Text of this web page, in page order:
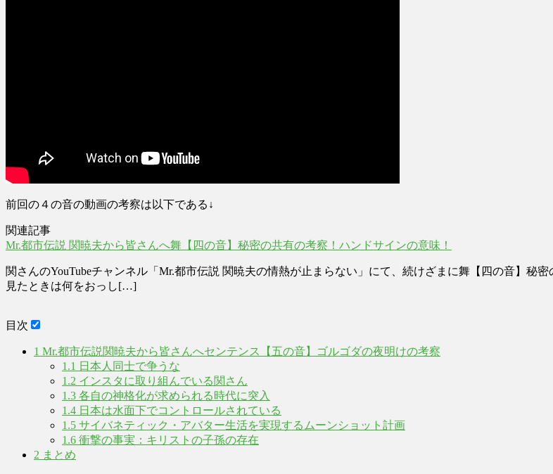
前回の４の音の動画の考察は以下である↓
関連記事
Mr.都市伝説 関暁夫から皆さんへ舞【四の音】秘密の共有の考察！ハンドサインの意味！
関さんのYouTubeチャンネル「Mr.都市伝説 関暁夫の情熱が止まらない」にて、続けざまに舞【四の音】秘
見たときは何をおっし[…]
目次
1 Mr.都市伝説関暁夫から皆さんへセンテンス【五の音】ゴルゴダの夜明けの考察
1.1 日本人同士で争うな
1.2 インスタに取り組んでいる関さん
1.3 各自の神格化が求められる時代に突入
1.4 日本は水面下でコントロールされている
1.5 サイバネティック・アバター生活を実現するムーンショット計画
1.6 衝撃の事実：キリストの子孫の存在
2 まとめ